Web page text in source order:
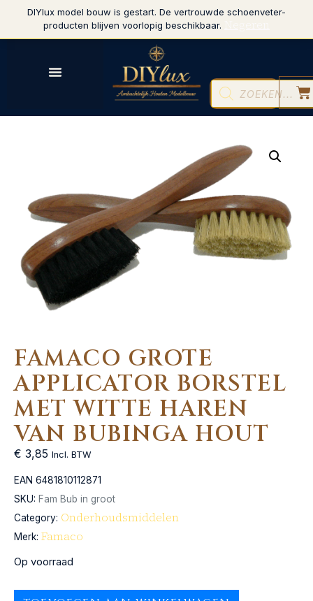
DIYlux model bouw is gestart. De vertrouwde schoenveter-
producten blijven voorlopig beschikbaar.
FAMACO GROTE
APPLICATOR BORSTEL
MET WITTE HAREN
VAN BUBINGA HOUT
€ 3,85 Incl. BTW
EAN 6481810112871
SKU: Fam Bub in groot
Category: Onderhoudsmiddelen
Merk: Famaco
Op voorraad